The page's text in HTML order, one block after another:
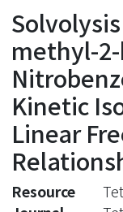
Statistics
methyl-
Kinetic
Linear
Resource